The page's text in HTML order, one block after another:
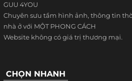
GUU 4YOU
Chuyên sưu tầm hình ảnh, thông tin
nhà ở với MỘT PHONG CÁCH
Website không có giá trị thương mại.
CHỌN NHANH